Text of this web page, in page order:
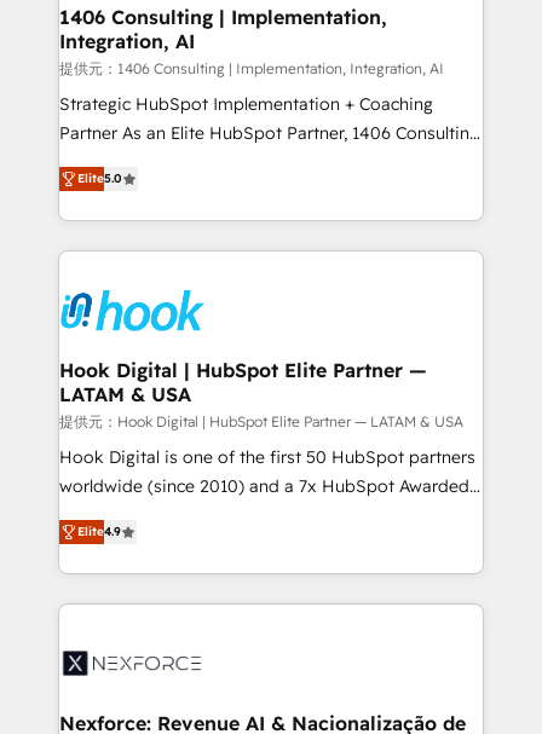
allowing companies to optimize processes and meet
the needs of the customer. We are part of Impresoft
Group, a group of specialized and complementary
companies that divide their offer into 4
Competence Centers: Smart Manufacturing,
The synergies generated by these integrations,
together with the combination of talents, skills,
to accompany companies on their digital
transformation journey.
1406 Consulting | Implementation,
Integration, AI
提供元：1406 Consulting | Implementation, Integration, AI
Strategic HubSpot Implementation + Coaching
Partner As an Elite HubSpot Partner, 1406 Consulting
helps mid-market revenue teams transform how
they sell, market, and serve. We don't just build your
HubSpot—we teach your team to own it, then stay
to help you keep winning. What We Do ⚙️ CRM
Data & Content 📈 Sales & Marketing Alignment +
Revenue Team Enablement 🤖 Breeze AI & Custom
Agent Creation 🔄 Custom Integrations & Data
Migration Why 1406 We become part of your team.
Your team learns while we build. We fix what others
broke. Built for mid-market reality—practical
solutions that work with your actual headcount and
HubSpot partners 🔄 Top 5% globally in client
retention 📅 8+ years of consistent results since 2017
move beyond spreadsheets into unified systems
Elite5.0
Hook Digital | HubSpot Elite Partner —
LATAM & USA
提供元：Hook Digital | HubSpot Elite Partner — LATAM & USA
Hook Digital is one of the first 50 HubSpot partners
worldwide (since 2010) and a 7x HubSpot Awarded
Elite Partner. With 500+ projects across the U.S.,
Brazil, and LATAM, we combine global expertise with
regional experience. Today, we are Brazil’s largest
HubSpot Elite Partner—trusted by companies across
Implementation & Migration Onboarding across all
Station, Freshdesk, Intercom, and more. Custom
Elite4.9
Nexforce: Revenue AI & Nacionalização de